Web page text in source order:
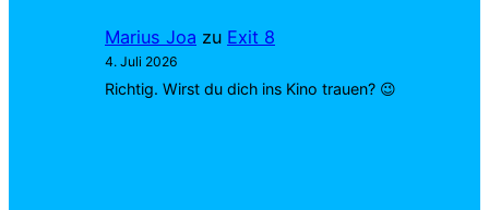
Marius Joa zu Exit 8
4. Juli 2026
Richtig. Wirst du dich ins Kino trauen? 😉